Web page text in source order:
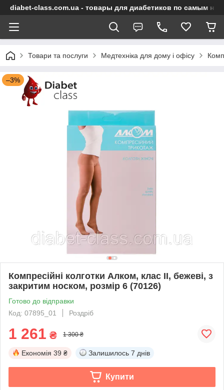
diabet-class.com.ua - товары для диабетиков по самым
Товари та послуги Медтехніка для дому і офісу
–3%
Компресійні колготки Алком, клас II, бежеві, з
закритим носком, розмір 6 (70126)
Готово до відправки
Код: 07895_01
Роздріб
1 261 ₴ 1 300 ₴
Економія 39 ₴ Залишилось 7 днів
Купити